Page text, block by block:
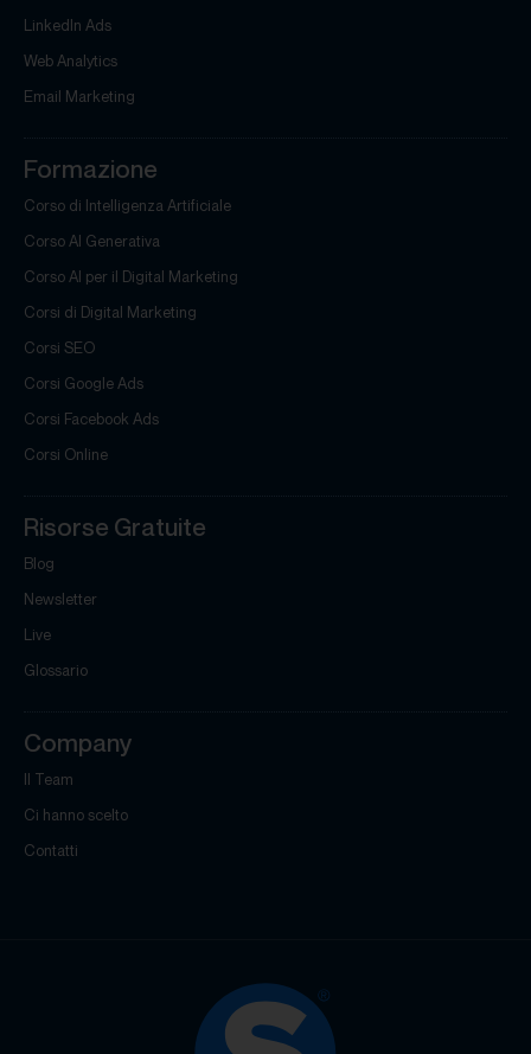
LinkedIn Ads
Web Analytics
Email Marketing
Formazione
Corso di Intelligenza Artificiale
Corso AI Generativa
Corso AI per il Digital Marketing
Corsi di Digital Marketing
Corsi SEO
Corsi Google Ads
Corsi Facebook Ads
Corsi Online
Risorse Gratuite
Blog
Newsletter
Live
Glossario
Company
Il Team
Ci hanno scelto
Contatti